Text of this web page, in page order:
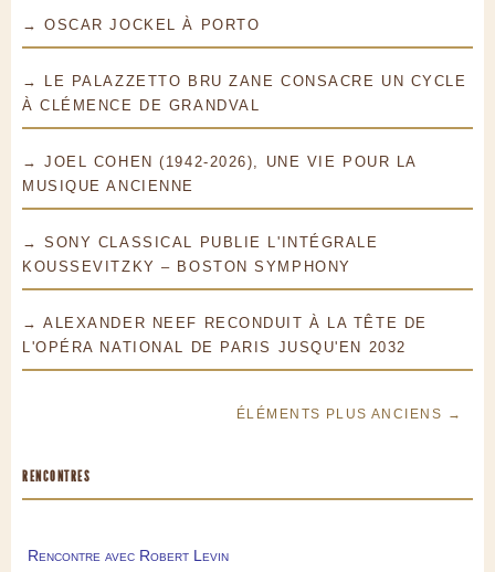
→ OSCAR JOCKEL À PORTO
→ LE PALAZZETTO BRU ZANE CONSACRE UN CYCLE
À CLÉMENCE DE GRANDVAL
→ JOEL COHEN (1942-2026), UNE VIE POUR LA
MUSIQUE ANCIENNE
→ SONY CLASSICAL PUBLIE L'INTÉGRALE
KOUSSEVITZKY – BOSTON SYMPHONY
→ ALEXANDER NEEF RECONDUIT À LA TÊTE DE
L'OPÉRA NATIONAL DE PARIS JUSQU'EN 2032
ÉLÉMENTS PLUS ANCIENS →
RENCONTRES
Rencontre avec Robert Levin